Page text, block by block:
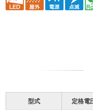
型式 定格電